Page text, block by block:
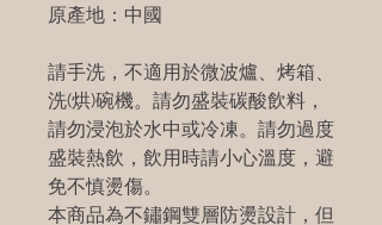
原產地：中國
請手洗，不適用於微波爐、烤箱、
洗(烘)碗機。請勿盛裝碳酸飲料，
請勿浸泡於水中或冷凍。請勿過度
盛裝熱飲，飲用時請小心溫度，避
免不慎燙傷。
本商品為不鏽鋼雙層防燙設計，但